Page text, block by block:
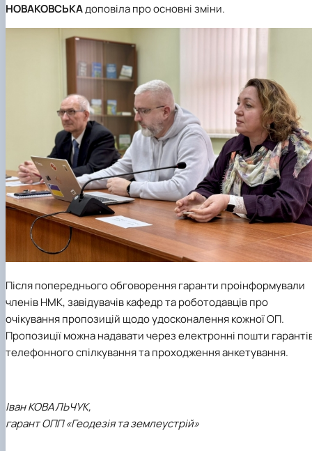
НОВАКОВСЬКАдоповіла про основні зміни.
Після попереднього обговорення гаранти проінформували
членів НМК, завідувачів кафедр та роботодавців про
очікування пропозицій щодо удосконалення кожної ОП.
Пропозиції можна надавати через електронні пошти
телефонного спілкування та проходження анкетування.
Іван КОВАЛЬЧУК,
гарант ОПП «Геодезія та землеустрій»